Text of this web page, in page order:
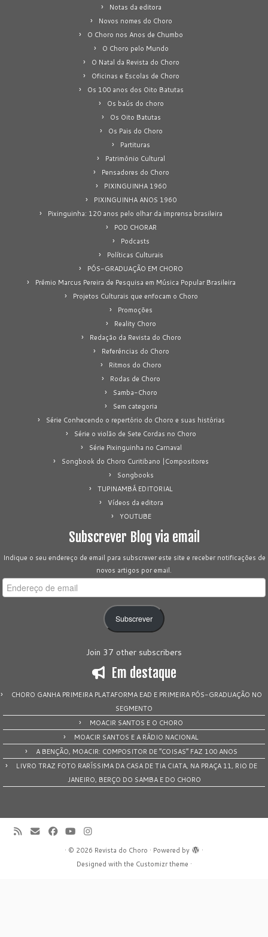
Notas da editora
Novos nomes do Choro
O Choro nos Anos de Chumbo
O Choro pelo Mundo
O Natal da Revista do Choro
Oficinas e Escolas de Choro
Os 100 anos dos Oito Batutas
Os baús do choro
Os Oito Batutas
Os Pais do Choro
Partituras
Patrimônio Cultural
Pensadores do Choro
PIXINGUINHA 1960
PIXINGUINHA ANOS 1960
Pixinguinha: 120 anos pelo olhar da imprensa brasileira
POD CHORAR
Podcasts
Políticas Culturais
PÓS-GRADUAÇÃO EM CHORO
Prêmio Marcus Pereira de Pesquisa em Música Popular Brasileira
Projetos Culturais que enfocam o Choro
Promoções
Reality Choro
Redação da Revista do Choro
Referências do Choro
Ritmos do Choro
Rodas de Choro
Samba-Choro
Sem categoria
Série Conhecendo o repertório do Choro e suas histórias
Série o violão de Sete Cordas no Choro
Série Pixinguinha no Carnaval
Songbook do Choro Curitibano |Compositores
Songbooks
TUPINAMBÁ EDITORIAL
Vídeos da editora
YOUTUBE
Subscrever Blog via email
Indique o seu endereço de email para subscrever este site e receber notificações de
novos artigos por email.
Endereço
de
Subscrever
Join 37 other subscribers
Em destaque
CHORO GANHA PRIMEIRA PLATAFORMA EAD E PRIMEIRA PÓS-GRADUAÇÃO NO
SEGMENTO
MOACIR SANTOS E O CHORO
MOACIR SANTOS E A RÁDIO NACIONAL
A BENÇÃO, MOACIR: COMPOSITOR DE “COISAS” FAZ 100 ANOS
LIVRO TRAZ FOTO RARÍSSIMA DA CASA DE TIA CIATA, NA PRAÇA 11, RIO DE
JANEIRO, BERÇO DO SAMBA E DO CHORO
· © 2026 Revista do Choro · Powered by
·
Designed with the Customizr theme ·